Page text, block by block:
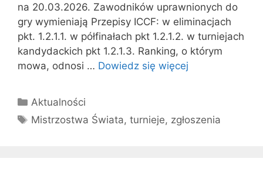
na 20.03.2026. Zawodników uprawnionych do
gry wymieniają Przepisy ICCF: w eliminacjach
pkt. 1.2.1.1. w półfinałach pkt 1.2.1.2. w turniejach
kandydackich pkt 1.2.1.3. Ranking, o którym
mowa, odnosi … Dowiedz się więcej
Kategorie
Aktualności
Tagi
Mistrzostwa Świata,turnieje, zgłoszenia